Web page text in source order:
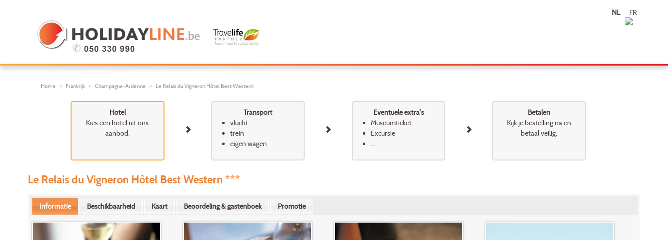
NL FR
Home Frankrijk Champagne-Ardenne Le Relais du Vigneron Hôtel Best Western
Hotel
Kies een hotel uit ons
aanbod.
Transport
vlucht
trein
eigen wagen
Eventuele extra's
Museumticket
Excursie
Betalen
Kijk je bestelling na en
betaal veilig.
Le Relais du Vigneron Hôtel Best Western ***
Informatie Beschikbaarheid Kaart Beoordeling & gastenboek Promotie